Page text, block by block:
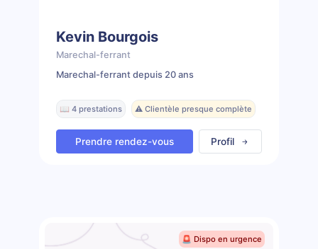
Kevin Bourgois
Marechal-ferrant
Marechal-ferrant depuis 20 ans
📖 4 prestations ⚠️ Clientèle presque complète
Prendre rendez-vous Profil
🚨 Dispo en urgence